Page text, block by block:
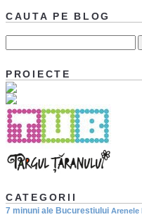
CAUTA PE BLOG
PROIECTE
CATEGORII
7 minuni ale Bucurestiului Arenele